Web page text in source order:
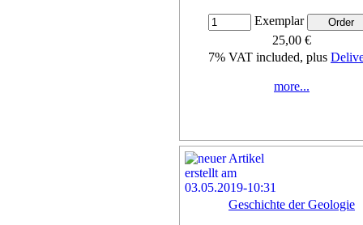
Exemplar
25,00 €
7% VAT included, plus
more...
Geschichte der Geologie